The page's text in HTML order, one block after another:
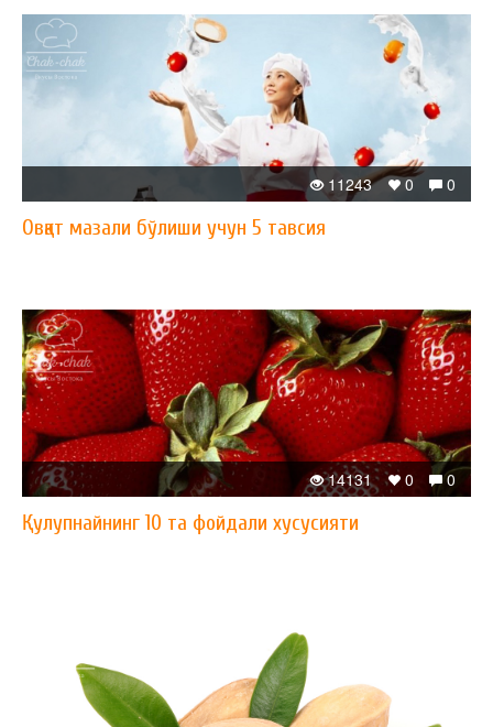
0
0
11243
Овқат мазали бўлиши учун 5 тавсия
0
0
14131
Қулупнайнинг 10 та фойдали хусусияти